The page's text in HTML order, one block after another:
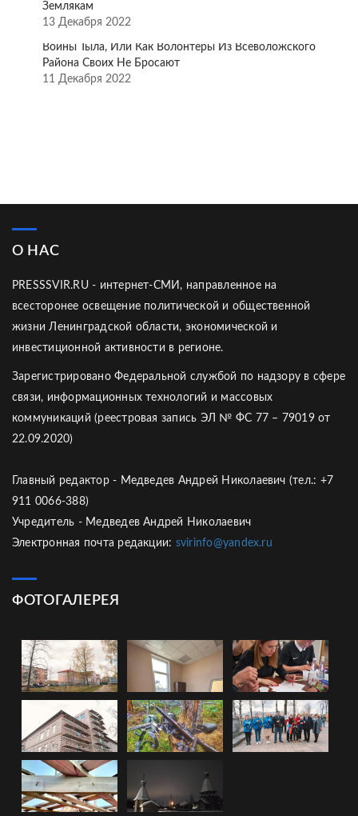
Землякам
13 Декабря 2022
Воины Тыла, Или Как Волонтёры Из Всеволожского
Района Своих Не Бросают
11 Декабря 2022
О НАС
PRESSSVIR.RU - интернет-СМИ, направленное на
всесторонее освещение политической и общественной
жизни Ленинградской области, экономической и
инвестиционной активности в регионе.
Зарегистрировано Федеральной службой по надзору в сфере
связи, информационных технологий и массовых
коммуникаций (реестровая запись ЭЛ № ФС 77 – 79019 от
22.09.2020)
Главный редактор - Медведев Андрей Николаевич (тел.: +7
911 0066-388)
Учредитель - Медведев Андрей Николаевич
Электронная почта редакции: svirinfo@yandex.ru
ФОТОГАЛЕРЕЯ